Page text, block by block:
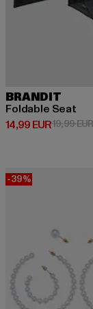
BRANDIT
Foldable Seat
14,99 EUR
Derzeitiger Preis:
19,99 EUR
-39%